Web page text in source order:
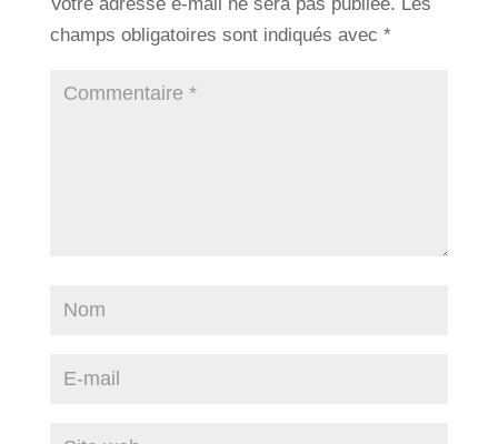
champs obligatoires sont indiqués avec *